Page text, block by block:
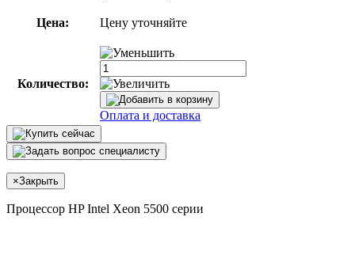
Цена: Цену уточняйте
Количество:
Оплата и доставка
×Закрыть
Процессор HP Intel Xeon 5500 серии